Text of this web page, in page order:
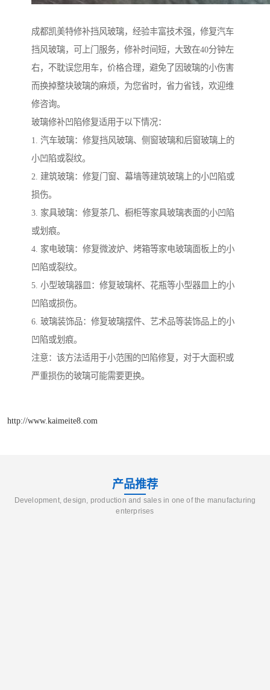
成都凯美特修补挡风玻璃，经验丰富技术强，修复汽车
挡风玻璃，可上门服务，修补时间短，大致在40分钟左
右，不耽误您用车，价格合理，避免了因玻璃的小伤害
而换掉整块玻璃的麻烦，为您省时，省力省钱，欢迎维
修咨询。
玻璃修补凹陷修复适用于以下情况：
1. 汽车玻璃：修复挡风玻璃、侧窗玻璃和后窗玻璃上的
小凹陷或裂纹。
2. 建筑玻璃：修复门窗、幕墙等建筑玻璃上的小凹陷或
损伤。
3. 家具玻璃：修复茶几、橱柜等家具玻璃表面的小凹陷
或划痕。
4. 家电玻璃：修复微波炉、烤箱等家电玻璃面板上的小
凹陷或裂纹。
5. 小型玻璃器皿：修复玻璃杯、花瓶等小型器皿上的小
凹陷或损伤。
6. 玻璃装饰品：修复玻璃摆件、艺术品等装饰品上的小
凹陷或划痕。
注意：该方法适用于小范围的凹陷修复，对于大面积或
严重损伤的玻璃可能需要更换。
http://www.kaimeite8.com
产品推荐
Development, design, production and sales in one of the manufacturing
enterprises